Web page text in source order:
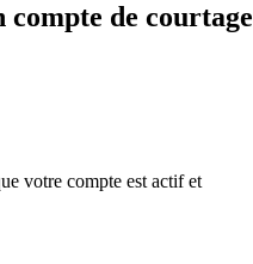
de courtage
votre compte est actif et